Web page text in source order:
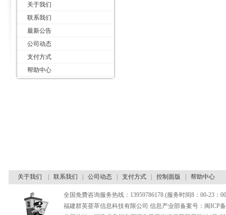
关于我们
联系我们
最新公告
公司动态
支付方式
帮助中心
关于我们 联系我们 公司动态 支付方式 控制面版 帮助中心
全国免费咨询服务热线：13959786178 (服务时间8：00-23：
福建群英荟萃信息科技有限公司 信息产业部备案号：闽ICP备